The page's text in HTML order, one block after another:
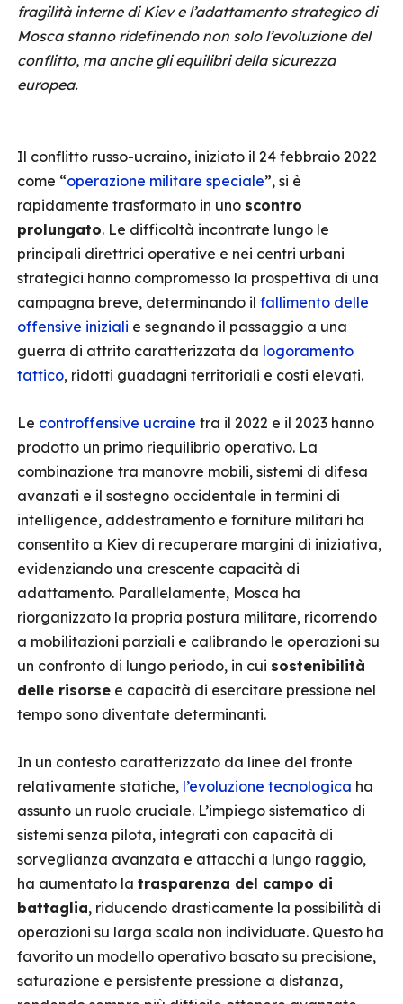
fragilità interne di Kiev e l’adattamento strategico di
Mosca stanno ridefinendo non solo l’evoluzione del
conflitto, ma anche gli equilibri della sicurezza
europea.
Il conflitto russo-ucraino, iniziato il 24 febbraio 2022
come “operazione militare speciale”, si è
rapidamente trasformato in uno scontro
prolungato. Le difficoltà incontrate lungo le
principali direttrici operative e nei centri urbani
strategici hanno compromesso la prospettiva di una
campagna breve, determinando il fallimento delle
offensive iniziali e segnando il passaggio a una
guerra di attrito caratterizzata da logoramento
tattico, ridotti guadagni territoriali e costi elevati.
Le controffensive ucraine tra il 2022 e il 2023 hanno
prodotto un primo riequilibrio operativo. La
combinazione tra manovre mobili, sistemi di difesa
avanzati e il sostegno occidentale in termini di
intelligence, addestramento e forniture militari ha
consentito a Kiev di recuperare margini di iniziativa,
evidenziando una crescente capacità di
adattamento. Parallelamente, Mosca ha
riorganizzato la propria postura militare, ricorrendo
a mobilitazioni parziali e calibrando le operazioni su
un confronto di lungo periodo, in cui sostenibilità
delle risorse e capacità di esercitare pressione nel
tempo sono diventate determinanti.
In un contesto caratterizzato da linee del fronte
relativamente statiche, l’evoluzione tecnologica ha
assunto un ruolo cruciale. L’impiego sistematico di
sistemi senza pilota, integrati con capacità di
sorveglianza avanzata e attacchi a lungo raggio,
ha aumentato la trasparenza del campo di
battaglia, riducendo drasticamente la possibilità di
operazioni su larga scala non individuate. Questo ha
favorito un modello operativo basato su precisione,
saturazione e persistente pressione a distanza,